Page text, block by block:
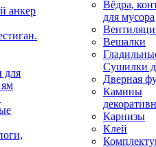
анкер
для
Вёдра,
для мусора
Вешалки
Сушилки
Дверная
Камины
Карнизы
Клей